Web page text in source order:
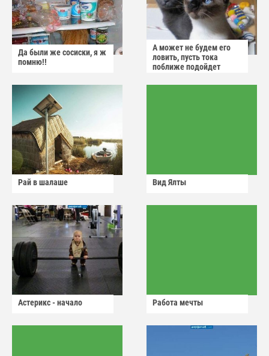
Да были же сосиски, я ж
помню!!
А может не будем его
ловить, пусть тока
поближе подойдет
Рай в шалаше Вид Ялты
Астерикс - начало Работа мечты